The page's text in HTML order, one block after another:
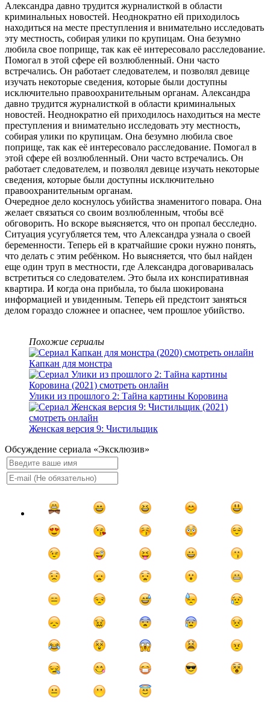
Александра давно трудится журналисткой в области
криминальных новостей. Неоднократно ей приходилось
находиться на месте преступления и внимательно исследовать
эту местность, собирая улики по крупицам. Она безумно
любила свое поприще, так как её интересовало расследование.
Помогал в этой сфере ей возлюбленный. Они часто
встречались. Он работает следователем, и позволял девице
изучать некоторые сведения, которые были доступны
исключительно правоохранительным органам. Александра
давно трудится журналисткой в области криминальных
новостей. Неоднократно ей приходилось находиться на месте
преступления и внимательно исследовать эту местность,
собирая улики по крупицам. Она безумно любила свое
поприще, так как её интересовало расследование. Помогал в
этой сфере ей возлюбленный. Они часто встречались. Он
работает следователем, и позволял девице изучать некоторые
сведения, которые были доступны исключительно
правоохранительным органам.
Очередное дело коснулось убийства знаменитого повара. Она
желает связаться со своим возлюбленным, чтобы всё
обговорить. Но вскоре выясняется, что он пропал бесследно.
Ситуация усугубляется тем, что Александра узнала о своей
беременности. Теперь ей в кратчайшие сроки нужно понять,
что делать с этим ребёнком. Но выясняется, что был найден
еще один труп в местности, где Александра договаривалась
встретиться со следователем. Это была их конспиративная
квартира. И когда она прибыла, то была шокирована
информацией и увиденным. Теперь ей предстоит заняться
делом гораздо сложнее и опаснее, чем прошлое убийство.
Похожие сериалы
Капкан для монстра
Улики из прошлого 2: Тайна картины Коровина
Женская версия 9: Чистильщик
Обсуждение сериала «Эксклюзив»